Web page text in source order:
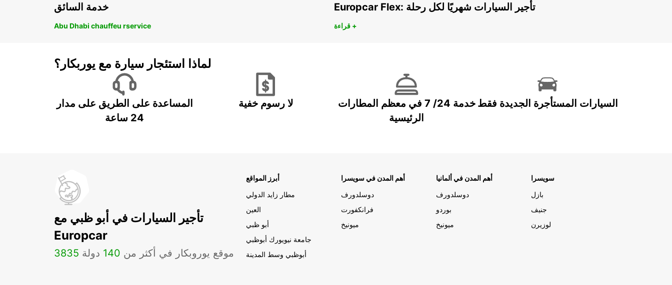
خدمة السائق
Abu Dhabi chauffeu rservice
Europcar Flex: تأجير السيارات شهريًا لكل رحلة
قراءة +
لماذا استئجار سيارة مع يوربكار؟
المساعدة على الطريق على مدار
24 ساعة
لا رسوم خفية
خدمة 24/ 7 في معظم المطارات
الرئيسية
السيارات المستأجرة الجديدة فقط
تأجير السيارات في أبو ظبي مع
Europcar
3835 موقع يوروبكار في أكثر من 140 دولة
أبرز المواقع
مطار زايد الدولي
العين
أبو ظبي
جامعة نيويورك أبوظبي
أبوظبي وسط المدينة
أهم المدن في سويسرا
دوسلدورف
فرانكفورت
ميونيخ
أهم المدن في ألمانيا
دوسلدورف
بوردو
ميونيخ
سويسرا
بازل
جنيف
لوزيرن